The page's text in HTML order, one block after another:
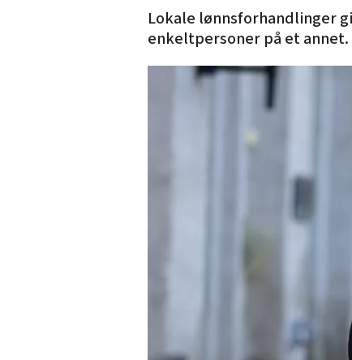
Lokale lønnsforhandlinger
enkeltpersoner på et annet.